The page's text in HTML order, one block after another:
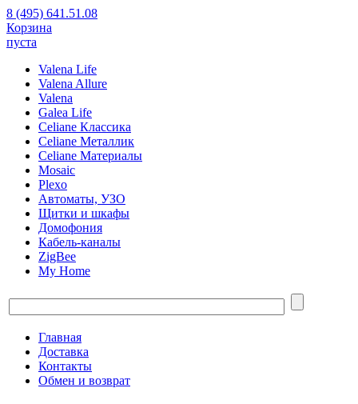
8 (495) 641.51.08
Корзина
пуста
Valena Life
Valena Allure
Valena
Galea Life
Celiane Классика
Celiane Металлик
Celiane Материалы
Mosaic
Plexo
Автоматы, УЗО
Щитки и шкафы
Домофония
Кабель-каналы
ZigBee
My Home
Главная
Доставка
Контакты
Обмен и возврат